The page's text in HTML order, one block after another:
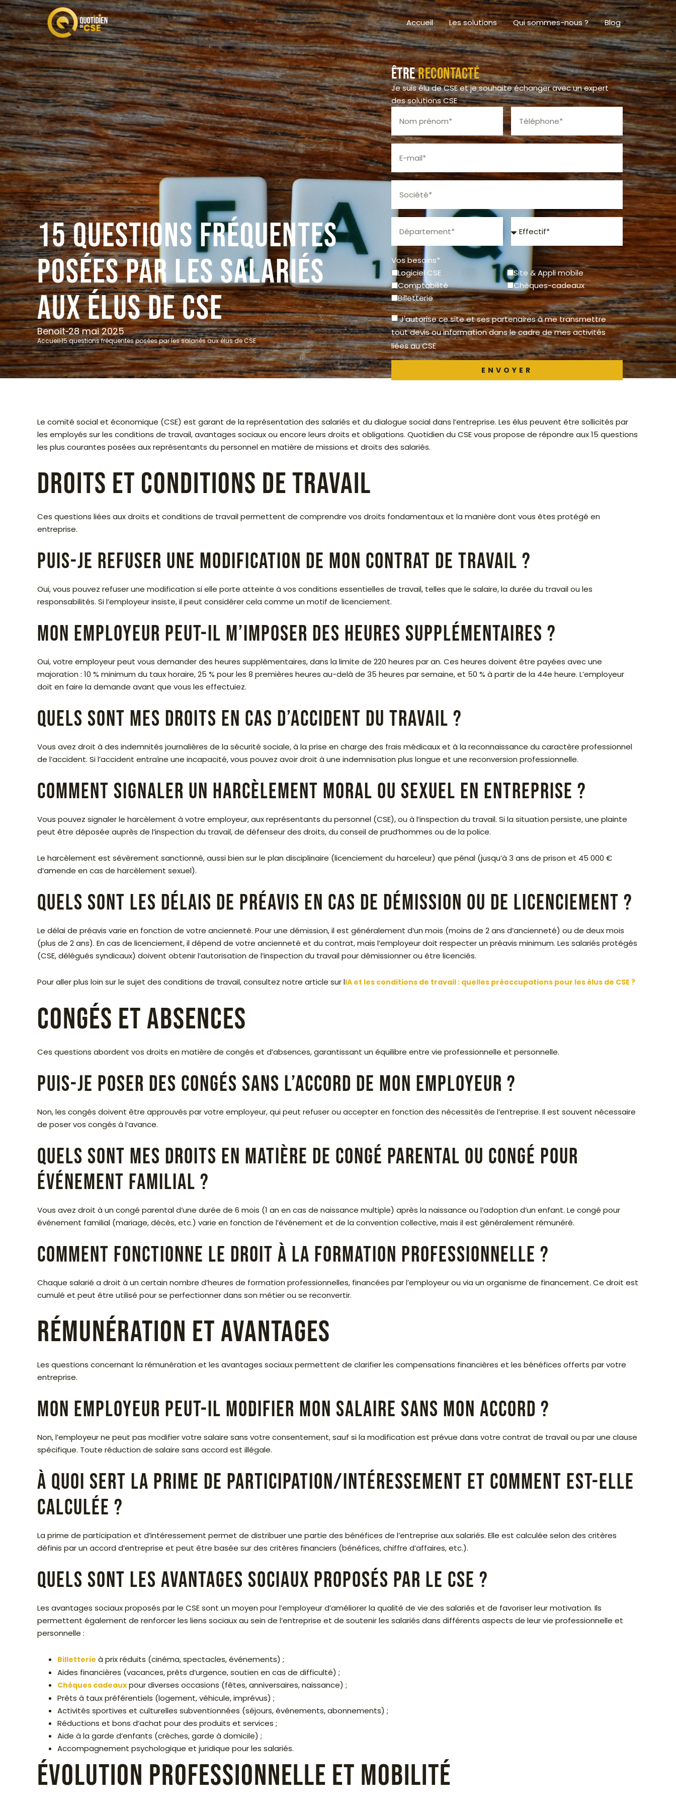
Accueil Les solutions Qui sommes-nous ? Blog
15 questions fréquentes
posées par les salariés
aux élus de CSE
Benoit 28 mai 2025
Accueil›15 questions fréquentes posées par les salariés aux élus de CSE
Êtrerecontacté
Je suis élu de CSE et je souhaite échanger avec un expert
des solutions CSE
Effectif
Vos besoins*
Logiciel CSE
Site & Appli mobile
Comptabilité
Chèques-cadeaux
Billetterie
J'autorise ce site et ses partenaires à me transmettre
tout devis ou information dans le cadre de mes activités
liées au CSE
ENVOYER
Le comité social et économique (CSE) est garant de la représentation des salariés et du dialogue social dans l’entreprise. Les élus peuvent être sollicités par
les employés sur les conditions de travail, avantages sociaux ou encore leurs droits et obligations. Quotidien du CSE vous propose de répondre aux 15 questions
les plus courantes posées aux représentants du personnel en matière de missions et droits des salariés.
Droits et conditions de travail
Ces questions liées aux droits et conditions de travail permettent de comprendre vos droits fondamentaux et la manière dont vous êtes protégé en
entreprise.
Puis-je refuser une modification de mon contrat de travail ?
Oui, vous pouvez refuser une modification si elle porte atteinte à vos conditions essentielles de travail, telles que le salaire, la durée du travail ou les
responsabilités. Si l’employeur insiste, il peut considérer cela comme un motif de licenciement.
Mon employeur peut-il m’imposer des heures supplémentaires ?
Oui, votre employeur peut vous demander des heures supplémentaires, dans la limite de 220 heures par an. Ces heures doivent être payées avec une
majoration : 10 % minimum du taux horaire, 25 % pour les 8 premières heures au-delà de 35 heures par semaine, et 50 % à partir de la 44e heure. L’employeur
doit en faire la demande avant que vous les effectuiez.
Quels sont mes droits en cas d’accident du travail ?
Vous avez droit à des indemnités journalières de la sécurité sociale, à la prise en charge des frais médicaux et à la reconnaissance du caractère professionnel
de l’accident. Si l’accident entraîne une incapacité, vous pouvez avoir droit à une indemnisation plus longue et une reconversion professionnelle.
Comment signaler un harcèlement moral ou sexuel en entreprise ?
Vous pouvez signaler le harcèlement à votre employeur, aux représentants du personnel (CSE), ou à l’inspection du travail. Si la situation persiste, une plainte
peut être déposée auprès de l’inspection du travail, de défenseur des droits, du conseil de prud’hommes ou de la police.
Le harcèlement est sévèrement sanctionné, aussi bien sur le plan disciplinaire (licenciement du harceleur) que pénal (jusqu’à 3 ans de prison et 45 000 €
d’amende en cas de harcèlement sexuel).
Quels sont les délais de préavis en cas de démission ou de licenciement ?
Le délai de préavis varie en fonction de votre ancienneté. Pour une démission, il est généralement d’un mois (moins de 2 ans d’ancienneté) ou de deux mois
(plus de 2 ans). En cas de licenciement, il dépend de votre ancienneté et du contrat, mais l’employeur doit respecter un préavis minimum. Les salariés protégés
(CSE, délégués syndicaux) doivent obtenir l’autorisation de l’inspection du travail pour démissionner ou être licenciés.
Pour aller plus loin sur le sujet des conditions de travail, consultez notre article sur lIA et les conditions de travail : quelles préoccupations pour les élus de CSE ?
Congés et absences
Ces questions abordent vos droits en matière de congés et d’absences, garantissant un équilibre entre vie professionnelle et personnelle.
Puis-je poser des congés sans l’accord de mon employeur ?
Non, les congés doivent être approuvés par votre employeur, qui peut refuser ou accepter en fonction des nécessités de l’entreprise. Il est souvent nécessaire
de poser vos congés à l’avance.
Quels sont mes droits en matière de congé parental ou congé pour
événement familial ?
Vous avez droit à un congé parental d’une durée de 6 mois (1 an en cas de naissance multiple) après la naissance ou l’adoption d’un enfant. Le congé pour
événement familial (mariage, décès, etc.) varie en fonction de l’événement et de la convention collective, mais il est généralement rémunéré.
Comment fonctionne le droit à la formation professionnelle ?
Chaque salarié a droit à un certain nombre d’heures de formation professionnelles, financées par l’employeur ou via un organisme de financement. Ce droit est
cumulé et peut être utilisé pour se perfectionner dans son métier ou se reconvertir.
Rémunération et avantages
Les questions concernant la rémunération et les avantages sociaux permettent de clarifier les compensations financières et les bénéfices offerts par votre
entreprise.
Mon employeur peut-il modifier mon salaire sans mon accord ?
Non, l’employeur ne peut pas modifier votre salaire sans votre consentement, sauf si la modification est prévue dans votre contrat de travail ou par une clause
spécifique. Toute réduction de salaire sans accord est illégale.
À quoi sert la prime de participation/intéressement et comment est-elle
calculée ?
La prime de participation et d’intéressement permet de distribuer une partie des bénéfices de l’entreprise aux salariés. Elle est calculée selon des critères
définis par un accord d’entreprise et peut être basée sur des critères financiers (bénéfices, chiffre d’affaires, etc.).
Quels sont les avantages sociaux proposés par le CSE ?
Les avantages sociaux proposés par le CSE sont un moyen pour l’employeur d’améliorer la qualité de vie des salariés et de favoriser leur motivation. Ils
permettent également de renforcer les liens sociaux au sein de l’entreprise et de soutenir les salariés dans différents aspects de leur vie professionnelle et
personnelle :
Billetterie à prix réduits (cinéma, spectacles, événements) ;
Aides financières (vacances, prêts d’urgence, soutien en cas de difficulté) ;
Chèques cadeaux pour diverses occasions (fêtes, anniversaires, naissance) ;
Prêts à taux préférentiels (logement, véhicule, imprévus) ;
Activités sportives et culturelles subventionnées (séjours, événements, abonnements) ;
Réductions et bons d’achat pour des produits et services ;
Aide à la garde d’enfants (crèches, garde à domicile) ;
Accompagnement psychologique et juridique pour les salariés.
Évolution professionnelle et mobilité